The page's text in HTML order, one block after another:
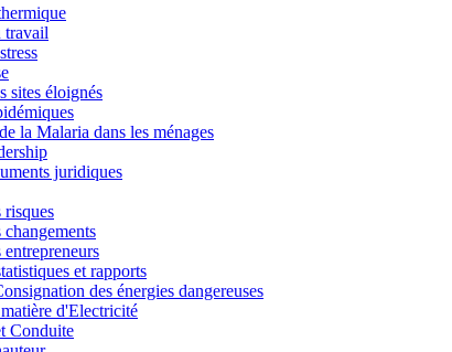
travail
sites éloignés
la Malaria dans les ménages
juridiques
risques
et rapports
des énergies dangereuses
d'Electricité
Conduite